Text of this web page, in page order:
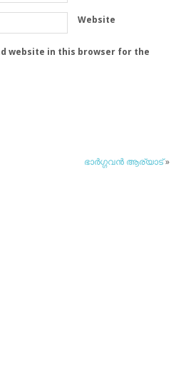
Website
website in this browser for the
ഭാര്‍ഗ്ഗവന്‍ ആര്യാട്»